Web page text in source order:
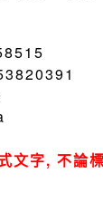
文字, 不論